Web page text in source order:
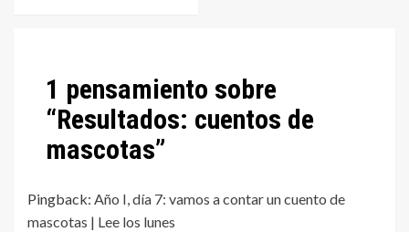
1 pensamiento sobre
“Resultados: cuentos de
mascotas”
Pingback: Año I, día 7: vamos a contar un cuento de
mascotas | Lee los lunes